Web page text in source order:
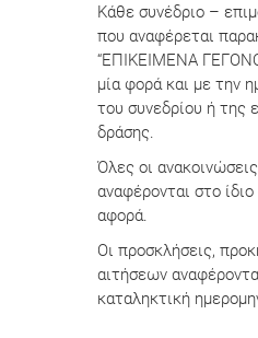
Κάθε συνέδριο –
που αναφέρεται
“ΕΠΙΚΕΙΜΕΝΑ
μία φορά και με την
του συνεδρίου ή της
δράσης.
Όλες οι
αναφέρονται στο
αφορά.
Οι προσκλήσεις,
αιτήσεων
καταληκτική